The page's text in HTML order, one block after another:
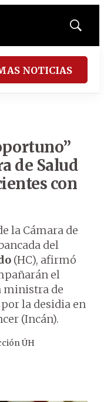
Mostrar
NOTICIAS
de Salud
con
la Cámara de
del
(HC), afirmó
el
ministra de
por la desidia en
(Incán).
ÚH